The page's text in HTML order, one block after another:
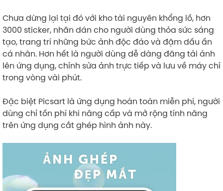
Chưa dừng lại tại đó với kho tài nguyên khổng lồ, hơn
3000 sticker, nhãn dán cho người dùng thỏa sức sáng
tạo, trang trí những bức ảnh độc đáo và đậm dấu ấn
cá nhân. Hơn hết là người dùng dễ dàng đăng tải ảnh
lên ứng dụng, chỉnh sửa ảnh trực tiếp và lưu về máy chỉ
trong vòng vài phút.
Đặc biệt Picsart là ứng dụng hoàn toàn miễn phí, người
dùng chỉ tốn phí khi nâng cấp và mở rộng tính năng
trên ứng dụng cắt ghép hình ảnh này.